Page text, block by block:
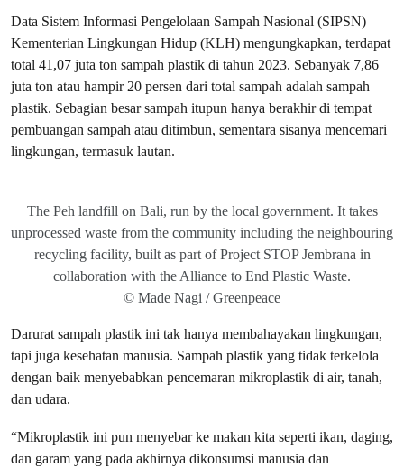
Data Sistem Informasi Pengelolaan Sampah Nasional (SIPSN)
Kementerian Lingkungan Hidup (KLH) mengungkapkan, terdapat
total 41,07 juta ton sampah plastik di tahun 2023. Sebanyak 7,86
juta ton atau hampir 20 persen dari total sampah adalah sampah
plastik. Sebagian besar sampah itupun hanya berakhir di tempat
pembuangan sampah atau ditimbun, sementara sisanya mencemari
lingkungan, termasuk lautan.
The Peh landfill on Bali, run by the local government. It takes
unprocessed waste from the community including the neighbouring
recycling facility, built as part of Project STOP Jembrana in
collaboration with the Alliance to End Plastic Waste.
© Made Nagi / Greenpeace
Darurat sampah plastik ini tak hanya membahayakan lingkungan,
tapi juga kesehatan manusia. Sampah plastik yang tidak terkelola
dengan baik menyebabkan pencemaran mikroplastik di air, tanah,
dan udara.
“Mikroplastik ini pun menyebar ke makan kita seperti ikan, daging,
dan garam yang pada akhirnya dikonsumsi manusia dan